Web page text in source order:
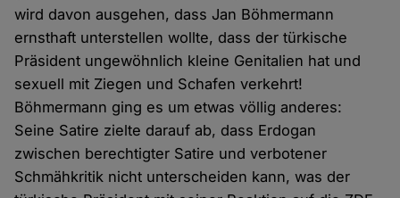
wird davon ausgehen, dass Jan Böhmermann
ernsthaft unterstellen wollte, dass der türkische
Präsident ungewöhnlich kleine Genitalien hat und
sexuell mit Ziegen und Schafen verkehrt!
Böhmermann ging es um etwas völlig anderes:
Seine Satire zielte darauf ab, dass Erdogan
zwischen berechtigter Satire und verbotener
Schmähkritik nicht unterscheiden kann, was der